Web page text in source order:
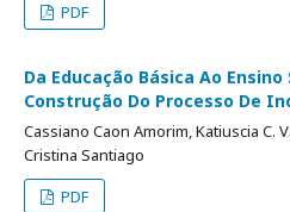
PDF
Da Educação Básica Ao
Construção Do Processo De
Cassiano Caon Amorim, Katiuscia C.
Cristina Santiago
PDF